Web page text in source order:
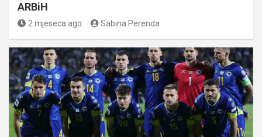
ARBiH
2 mjeseca ago Sabina Perenda